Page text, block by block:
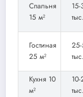
Спальня
15 м²
тыс.
Гостиная
25 м²
тыс.
Кухня 10
м²
тыс.